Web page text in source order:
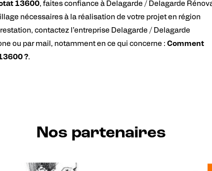
13600, faites confiance à Delagarde / Delagarde
nécessaires à la réalisation de votre projet en région
contactez l’entreprise Delagarde / Delagarde
ou par mail, notamment en ce qui concerne :Comment
?.
Nos partenaires